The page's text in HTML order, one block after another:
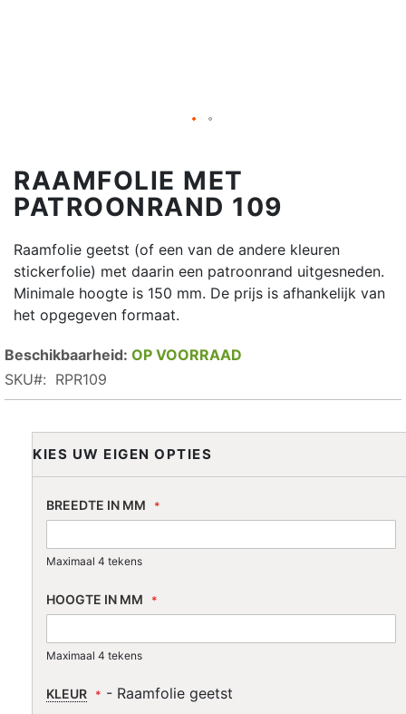
RAAMFOLIE MET
PATROONRAND 109
Raamfolie geetst (of een van de andere kleuren
stickerfolie) met daarin een patroonrand uitgesneden.
Minimale hoogte is 150 mm. De prijs is afhankelijk van
het opgegeven formaat.
OP VOORRAAD
SKU
RPR109
KIES UW EIGEN OPTIES
BREEDTE IN MM
Maximaal 4 tekens
HOOGTE IN MM
Maximaal 4 tekens
KLEUR - Raamfolie geetst